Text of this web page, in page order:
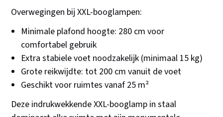
Overwegingen bij XXL-booglampen:
Minimale plafond hoogte: 280 cm voor
comfortabel gebruik
Extra stabiele voet noodzakelijk (minimaal 15 kg)
Grote reikwijdte: tot 200 cm vanuit de voet
Geschikt voor ruimtes vanaf 25 m²
Deze indrukwekkende XXL-booglamp in staal